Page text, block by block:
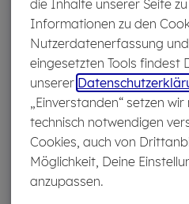
die Inhalte unserer Seite
Informationen zu den
Nutzerdatenerfassung
eingesetzten Tools findest
unserer
„Einverstanden“ setzen
technisch notwendigen
Cookies, auch von
Möglichkeit, Deine
anzupassen.